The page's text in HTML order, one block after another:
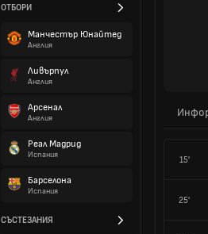
ОТБОРИ
Манчестър Юнайтед
Англия
Ливърпул
Англия
Арсенал
Англия
Реал Мадрид
Испания
Барселона
Испания
СЪСТЕЗАНИЯ
15'
25'